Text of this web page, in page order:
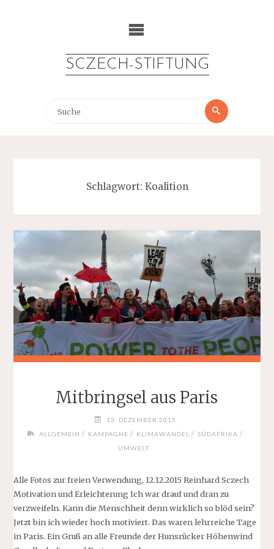
SCZECH-STIFTUNG
Suche
Suche
Schlagwort: Koalition
Mitbringsel aus Paris
13. DEZEMBER 2015
ALLGEMEIN / KAMPAGNE / KLIMAWANDEL / SÜDAFRIKA /
UMWELT
Alle Fotos zur freien Verwendung, 12.12.2015 Reinhard Sczech
Motivation und Erleichterung Ich war drauf und dran zu
verzweifeln. Kann die Menschheit denn wirklich so blöd sein?
Jetzt bin ich wieder hoch motiviert. Das waren lehrreiche Tage
in Paris. Ein Gruß an alle Freunde der Hunsrücker Höhenwind